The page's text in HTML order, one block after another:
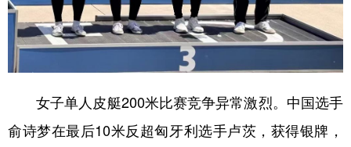
Deutsch Português
女子单人皮艇200米比赛竞争异常激烈。中国选手
俞诗梦在最后10米反超匈牙利选手卢茨，获得银牌，